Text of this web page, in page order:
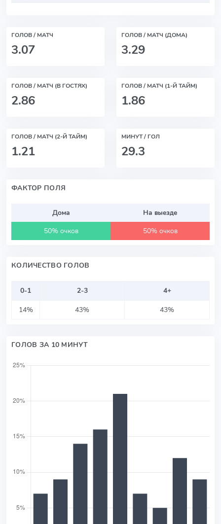
ГОЛОВ / МАТЧ
3.07
ГОЛОВ / МАТЧ (ДОМА)
3.29
ГОЛОВ / МАТЧ (В ГОСТЯХ)
2.86
ГОЛОВ / МАТЧ (1-Й ТАЙМ)
1.86
ГОЛОВ / МАТЧ (2-Й ТАЙМ)
1.21
МИНУТ / ГОЛ
29.3
ФАКТОР ПОЛЯ
Дома
На выезде
50% очков
50% очков
КОЛИЧЕСТВО ГОЛОВ
0-1 2-3
4+
14%
43% 43%
ГОЛОВ ЗА 10 МИНУТ